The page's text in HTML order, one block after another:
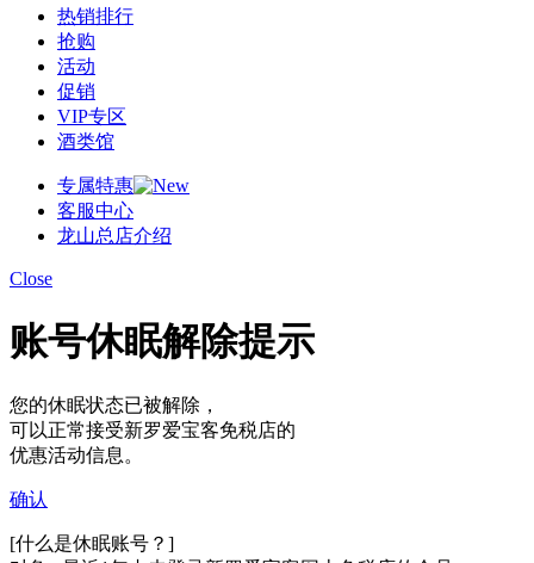
热销排行
抢购
活动
促销
VIP专区
酒类馆
专属特惠
客服中心
龙山总店介绍
Close
账号休眠解除提示
您的休眠状态已被解除，
可以正常接受新罗爱宝客免税店的
优惠活动信息。
确认
[什么是休眠账号？]